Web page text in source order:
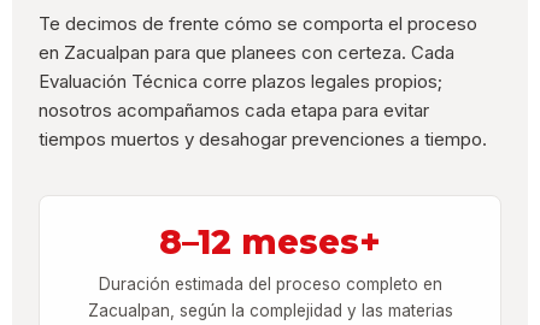
Te decimos de frente cómo se comporta el proceso
en Zacualpan para que planees con certeza. Cada
Evaluación Técnica corre plazos legales propios;
nosotros acompañamos cada etapa para evitar
tiempos muertos y desahogar prevenciones a tiempo.
8–12 meses+
Duración estimada del proceso completo en
Zacualpan, según la complejidad y las materias